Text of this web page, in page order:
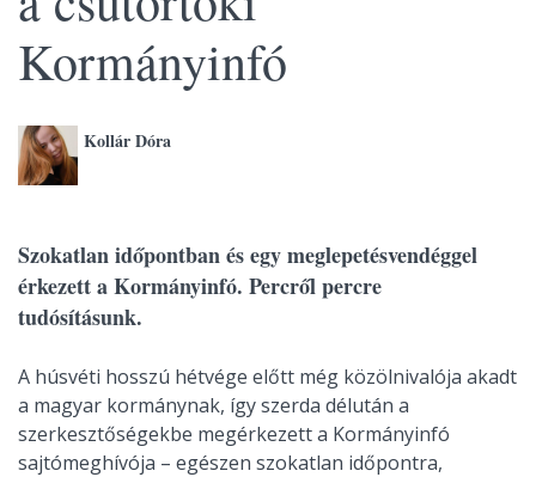
Kormányinfó
Kollár Dóra
Szokatlan időpontban és egy meglepetésvendéggel
érkezett a Kormányinfó. Percről percre
tudósításunk.
A húsvéti hosszú hétvége előtt még közölnivalója akadt
a magyar kormánynak, így szerda délután a
szerkesztőségekbe megérkezett a Kormányinfó
sajtómeghívója – egészen szokatlan időpontra,